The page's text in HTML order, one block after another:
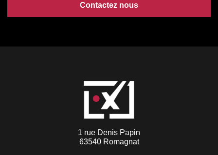
Contactez nous
1 rue Denis Papin
63540 Romagnat